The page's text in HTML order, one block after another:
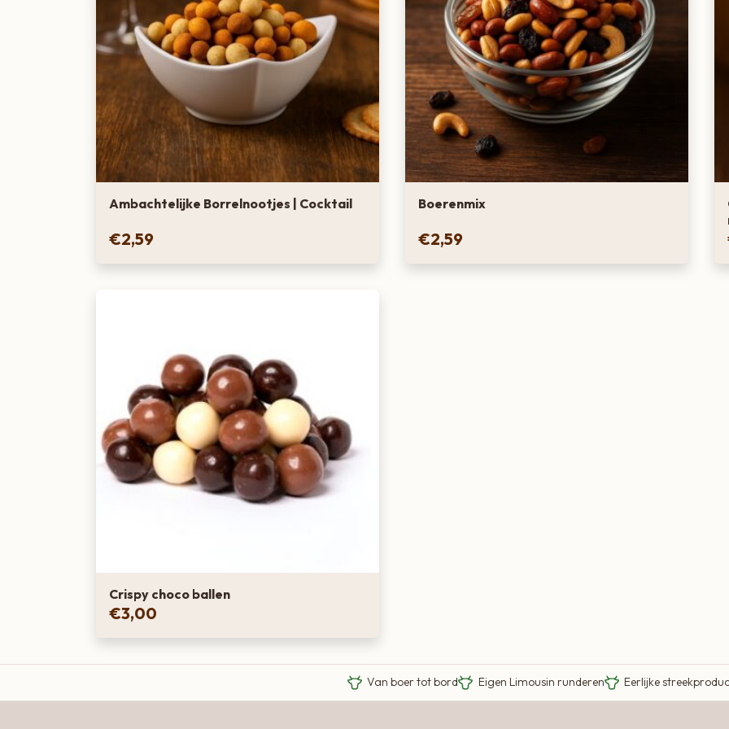
Ambachtelijke Borrelnootjes | Cocktail
€2,59
Boerenmix
€2,59
Crispy choco ballen
€3,00
Van boer tot bord Eigen Limousin runderen Eerlijke